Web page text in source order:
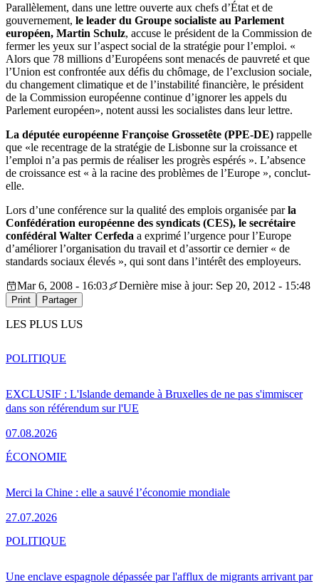
Parallèlement, dans une lettre ouverte aux chefs d’État et de
gouvernement, le leader du Groupe socialiste au Parlement
européen, Martin Schulz, accuse le président de la Commission de
fermer les yeux sur l’aspect social de la stratégie pour l’emploi. «
Alors que 78 millions d’Européens sont menacés de pauvreté et que
l’Union est confrontée aux défis du chômage, de l’exclusion sociale,
du changement climatique et de l’instabilité financière, le président
de la Commission européenne continue d’ignorer les appels du
Parlement européen», notent aussi les socialistes dans leur lettre.
La députée européenne Françoise Grossetête (PPE-DE) rappelle
que «le recentrage de la stratégie de Lisbonne sur la croissance et
l’emploi n’a pas permis de réaliser les progrès espérés ». L’absence
de croissance est « à la racine des problèmes de l’Europe », conclut-
elle.
Lors d’une conférence sur la qualité des emplois organisée parla
Confédération européenne des syndicats (CES), le secrétaire
confédéral Walter Cerfeda a exprimé l’urgence pour l’Europe
d’améliorer l’organisation du travail et d’assortir ce dernier « de
standards sociaux élevés », qui sont dans l’intérêt des employeurs.
Mar 6, 2008 - 16:03
Dernière mise à jour: Sep 20, 2012 - 15:48
Print Partager
LES PLUS LUS
EXCLUSIF : L'Islande demande à Bruxelles de ne pas s'immiscer
dans son référendum sur l'UE
07.08.2026
POLITIQUE
Merci la Chine : elle a sauvé l’économie mondiale
27.07.2026
ÉCONOMIE
Une enclave espagnole dépassée par l'afflux de migrants arrivant par
POLITIQUE